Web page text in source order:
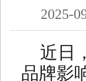
2025-
近日
品牌影